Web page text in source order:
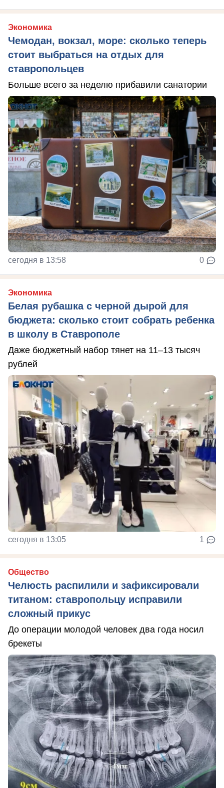
Экономика
Чемодан, вокзал, море: сколько теперь
стоит выбраться на отдых для
ставропольцев
Больше всего за неделю прибавили санатории
сегодня в 13:58 0
Экономика
Белая рубашка с черной дырой для
бюджета: сколько стоит собрать ребенка
в школу в Ставрополе
Даже бюджетный набор тянет на 11–13 тысяч
рублей
сегодня в 13:05 1
Общество
Челюсть распилили и зафиксировали
титаном: ставропольцу исправили
сложный прикус
До операции молодой человек два года носил
брекеты